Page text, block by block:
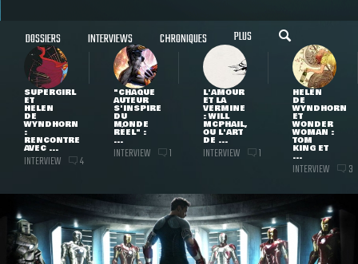
DOSSIERS INTERVIEWS CHRONIQUES PLUS
SUPERGIRL
ET
HELEN
DE
WYNDHORN
:
RENCONTRE
AVEC ...
INTERVIEW 4
"CHAQUE
AUTEUR
S'INSPIRE
DU
MONDE
RÉEL" :
...
INTERVIEW 1
L'AMOUR
ET LA
VERMINE
: WILL
MCPHAIL,
OU L'ART
DE ...
INTERVIEW 1
HELEN
DE
WYNDHORN
ET
WONDER
WOMAN :
TOM
KING ET
...
INTERVIEW 3